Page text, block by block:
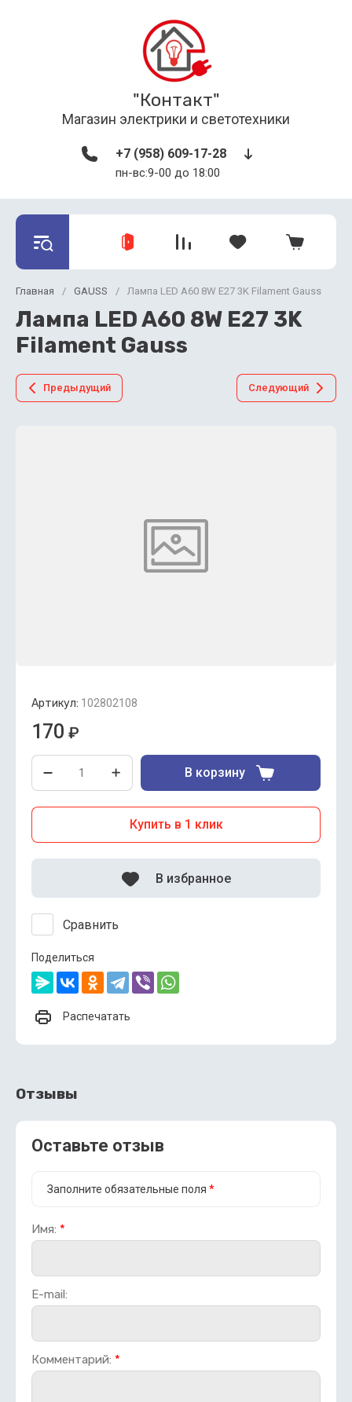
"Контакт"
Магазин электрики и светотехники
+7 (958) 609-17-28
пн-вс:9-00 до 18:00
Главная / GAUSS / Лампа LED A60 8W E27 3K Filament Gauss
Лампа LED A60 8W E27 3K
Filament Gauss
Предыдущий Следующий
Артикул: 102802108
170 ₽
В корзину
Купить в 1 клик
Сравнить
В избранное
Поделиться
Распечатать
Отзывы
Оставьте отзыв
Заполните обязательные поля *
Имя: *
E-mail:
Комментарий: *